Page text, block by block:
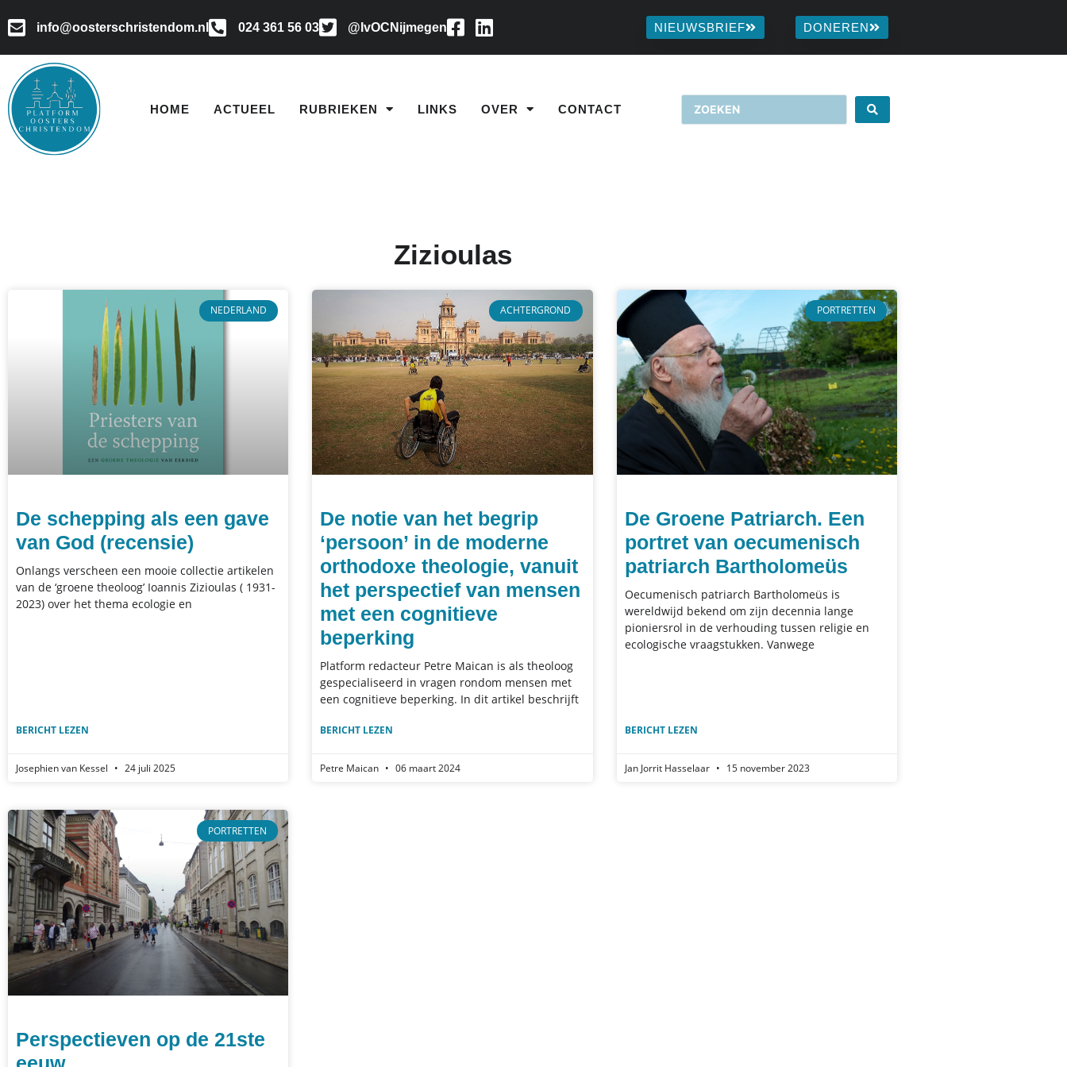
info@oosterschristendom.nl 024 361 56 03 @IvOCNijmegen NIEUWSBRIEF DONEREN
HOME ACTUEEL RUBRIEKEN LINKS OVER CONTACT
Zizioulas
NEDERLAND
De schepping als een gave
van God (recensie)
Onlangs verscheen een mooie collectie artikelen
van de ‘groene theoloog’ Ioannis Zizioulas ( 1931-
2023) over het thema ecologie en
BERICHT LEZEN
Josephien van Kessel 24 juli 2025
ACHTERGROND
De notie van het begrip
‘persoon’ in de moderne
orthodoxe theologie, vanuit
het perspectief van mensen
met een cognitieve
beperking
Platform redacteur Petre Maican is als theoloog
gespecialiseerd in vragen rondom mensen met
een cognitieve beperking. In dit artikel beschrijft
BERICHT LEZEN
Petre Maican 06 maart 2024
PORTRETTEN
De Groene Patriarch. Een
portret van oecumenisch
patriarch Bartholomeüs
Oecumenisch patriarch Bartholomeüs is
wereldwijd bekend om zijn decennia lange
pioniersrol in de verhouding tussen religie en
ecologische vraagstukken. Vanwege
BERICHT LEZEN
Jan Jorrit Hasselaar 15 november 2023
PORTRETTEN
Perspectieven op de 21ste